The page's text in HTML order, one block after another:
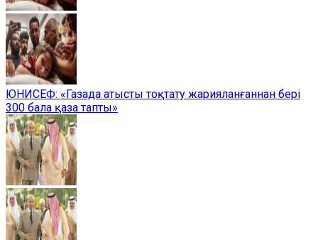
ЮНИСЕФ: «Газада атысты тоқтату жарияланғаннан бері
300 бала қаза тапты»